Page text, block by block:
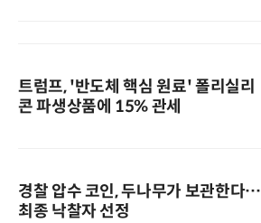
트럼프, '반도체 핵심 원료' 폴리실리
콘 파생상품에 15% 관세
경찰 압수 코인, 두나무가 보관한다…
최종 낙찰자 선정